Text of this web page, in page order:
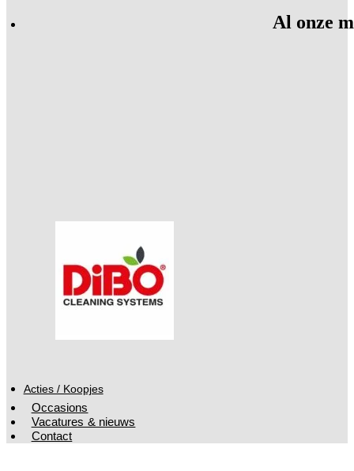
Al onze
Acties / Koopjes
Occasions
Vacatures & nieuws
Contact